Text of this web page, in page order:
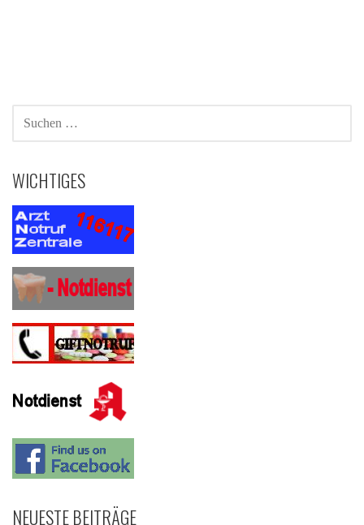
SUCHEN
NACH:
WICHTIGES
NEUESTE BEITRÄGE